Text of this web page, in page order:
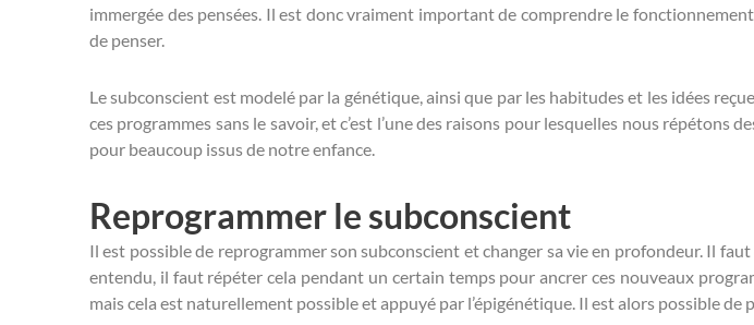
immergée des pensées. Il est donc vraiment important de comprendre le
de penser.
Le subconscient est modelé par la génétique, ainsi que par les habitudes et les idées
ces programmes sans le savoir, et c’est l’une des raisons pour lesquelles nous
pour beaucoup issus de notre enfance.
Reprogrammer le subconscient
Il est possible de reprogrammer son subconscient et changer sa vie en profondeur. Il
entendu, il faut répéter cela pendant un certain temps pour ancrer ces nouveaux
mais cela est naturellement possible et appuyé par l’épigénétique. Il est alors possible